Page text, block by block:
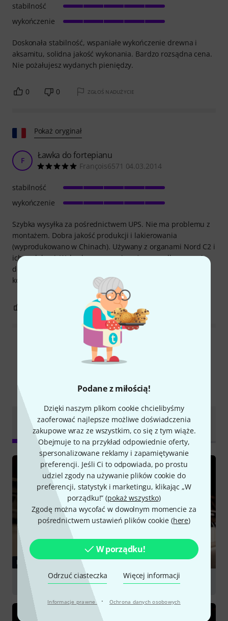
Podane z miłością!
Dzięki naszym plikom cookie chcielibyśmy
zaoferować najlepsze możliwe doświadczenia
zakupowe wraz ze wszystkim, co się z tym wiąże.
Obejmuje to na przykład odpowiednie oferty,
spersonalizowane reklamy i zapamiętywanie
preferencji. Jeśli Ci to odpowiada, po prostu
udziel zgody na używanie plików cookie do
preferencji, statystyk i marketingu, klikając „W
porządku!” (pokaż wszystko)
Zgodę można wycofać w dowolnym momencie za
pośrednictwem ustawień plików cookie (here)
W porządku!
Odrzuć ciasteczka Więcej informacji
Informacje prawne · Ochrona danych osobowych
Doskonała stabilność, wspaniałe wykończenie drewna i
aksamitu, solidna jakość wykonania. Bardzo rozsądna cena.
Nie pożałujesz wydanych pieniędzy.
stabilność
wykończenie
0 0 ZGŁOŚ NADUŻYCIE
Pokaż oryginał
F Ławka do fortepianu
François6571 04.03.2014
Szybka wysyłka za pośrednictwem UPS. Nie ma problemu z
montażem. Dobra jakość produkcji i lakierowania
(wyprodukowano w Chinach). Używany z organami Nord C2 i
ich pedałami. Wybrałem go, ponieważ pasowałby na mnie
do 60 cm, co jest standardem w przypadku mechanizmu
korbowego. Robi to bardzo dobrze.
stabilność
wykończenie
ZGŁOŚ NADUŻYCIE
Wszystkie oceny
Czy wiesz że?
Wszystko Poradniki
Dokumenty do
pobrania
PORADNIKI
Digital Pianos